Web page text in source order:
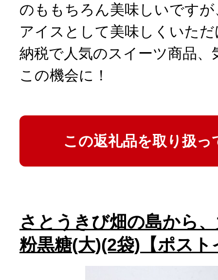
のももちろん美味しいです
アイスとして美味しくいた
納税で人気のスイーツ商品
この機会に！
この返礼品を取り扱っ
さとうきび畑の島から
粉黒糖(大)(2袋)【ポスト